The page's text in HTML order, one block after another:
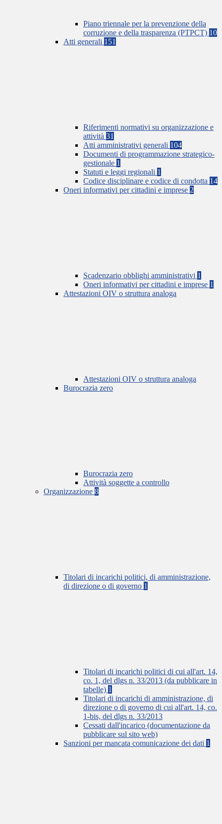
Piano triennale per la prevenzione della
corruzione e della trasparenza (PTPCT) 10
Atti generali 151
Riferimenti normativi su organizzazione e
attività 31
Atti amministrativi generali 104
Documenti di programmazione strategico-
gestionale 1
Statuti e leggi regionali 1
Codice disciplinare e codice di condotta 14
Oneri informativi per cittadini e imprese 2
Scadenzario obblighi amministrativi 1
Oneri informativi per cittadini e imprese 1
Attestazioni OIV o struttura analoga
Attestazioni OIV o struttura analoga
Burocrazia zero
Burocrazia zero
Attività soggette a controllo
Organizzazione 8
Titolari di incarichi politici, di amministrazione,
di direzione o di governo 1
Titolari di incarichi politici di cui all'art. 14,
co. 1, del dlgs n. 33/2013 (da pubblicare in
tabelle) 1
Titolari di incarichi di amministrazione, di
direzione o di governo di cui all'art. 14, co.
1-bis, del dlgs n. 33/2013
Cessati dall'incarico (documentazione da
pubblicare sul sito web)
Sanzioni per mancata comunicazione dei dati 1